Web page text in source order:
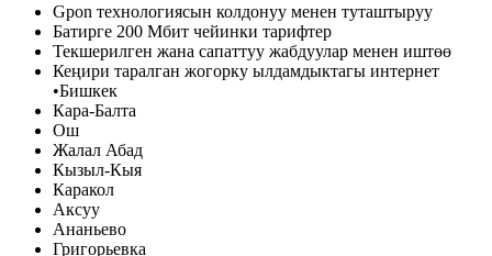
Gpon технологиясын колдонуу менен туташтыруу
Батирге 200 Мбит чейинки тарифтер
Текшерилген жана сапаттуу жабдуулар менен иштөө
Кеңири таралган жогорку ылдамдыктагы интернет
•Бишкек
Кара-Балта
Ош
Жалал Абад
Кызыл-Кыя
Каракол
Аксуу
Ананьево
Григорьевка